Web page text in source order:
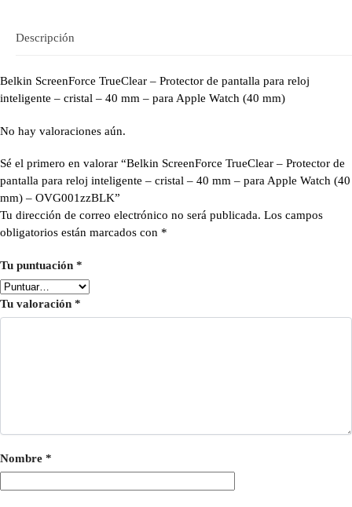
Descripción
Belkin ScreenForce TrueClear – Protector de pantalla para reloj
inteligente – cristal – 40 mm – para Apple Watch (40 mm)
No hay valoraciones aún.
Sé el primero en valorar “Belkin ScreenForce TrueClear – Protector de
pantalla para reloj inteligente – cristal – 40 mm – para Apple Watch (40
mm) – OVG001zzBLK”
Tu dirección de correo electrónico no será publicada. Los campos
obligatorios están marcados con *
Tu puntuación *
Tu valoración *
Nombre *